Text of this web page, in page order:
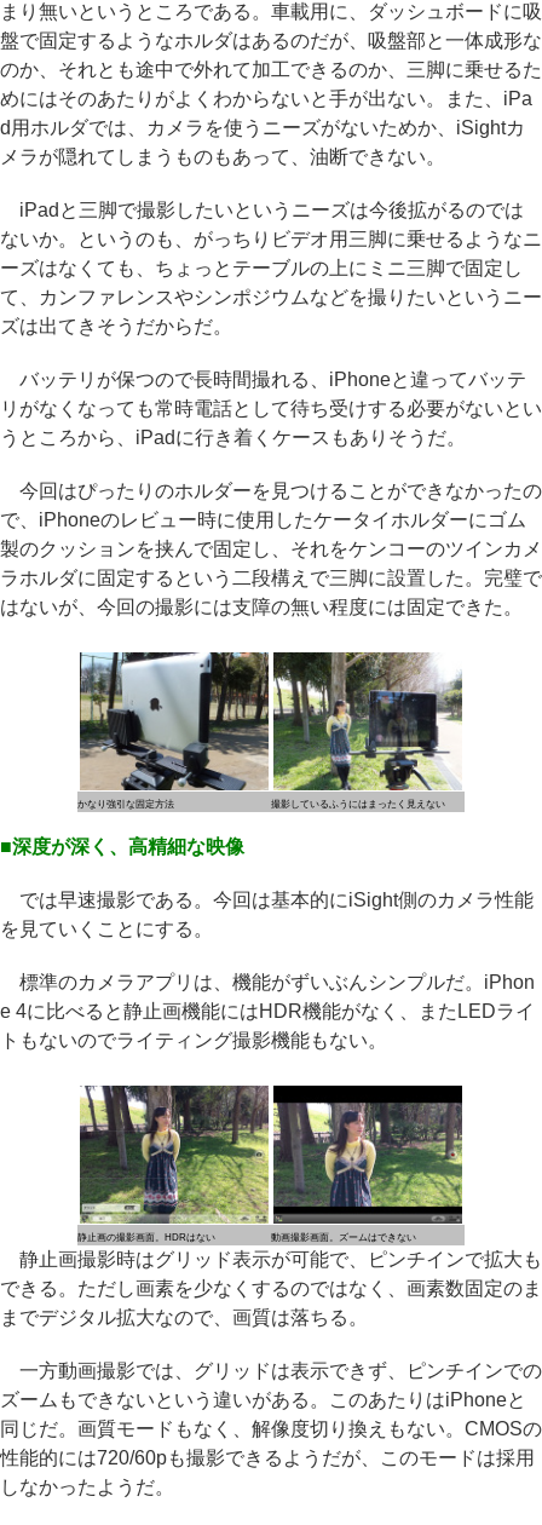
まり無いというところである。車載用に、ダッシュボードに吸
盤で固定するようなホルダはあるのだが、吸盤部と一体成形な
のか、それとも途中で外れて加工できるのか、三脚に乗せるた
めにはそのあたりがよくわからないと手が出ない。また、iPa
d用ホルダでは、カメラを使うニーズがないためか、iSightカ
メラが隠れてしまうものもあって、油断できない。
iPadと三脚で撮影したいというニーズは今後拡がるのでは
ないか。というのも、がっちりビデオ用三脚に乗せるようなニ
ーズはなくても、ちょっとテーブルの上にミニ三脚で固定し
て、カンファレンスやシンポジウムなどを撮りたいというニー
ズは出てきそうだからだ。
バッテリが保つので長時間撮れる、iPhoneと違ってバッテ
リがなくなっても常時電話として待ち受けする必要がないとい
うところから、iPadに行き着くケースもありそうだ。
今回はぴったりのホルダーを見つけることができなかったの
で、iPhoneのレビュー時に使用したケータイホルダーにゴム
製のクッションを挟んで固定し、それをケンコーのツインカメ
ラホルダに固定するという二段構えで三脚に設置した。完璧で
はないが、今回の撮影には支障の無い程度には固定できた。
かなり強引な固定方法 撮影しているふうにはまったく見えない
■深度が深く、高精細な映像
では早速撮影である。今回は基本的にiSight側のカメラ性能
を見ていくことにする。
標準のカメラアプリは、機能がずいぶんシンプルだ。iPhon
e 4に比べると静止画機能にはHDR機能がなく、またLEDライ
トもないのでライティング撮影機能もない。
静止画の撮影画面。HDRはない 動画撮影画面。ズームはできない
静止画撮影時はグリッド表示が可能で、ピンチインで拡大も
できる。ただし画素を少なくするのではなく、画素数固定のま
までデジタル拡大なので、画質は落ちる。
一方動画撮影では、グリッドは表示できず、ピンチインでの
ズームもできないという違いがある。このあたりはiPhoneと
同じだ。画質モードもなく、解像度切り換えもない。CMOSの
性能的には720/60pも撮影できるようだが、このモードは採用
しなかったようだ。